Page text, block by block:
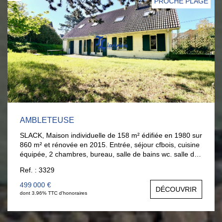
Nathalie Briançon au 06.11.25.70.67.
AMBLETEUSE
SLACK, Maison individuelle de 158 m² édifiée en 1980 sur
860 m² et rénovée en 2015. Entrée, séjour cfbois, cuisine
équipée, 2 chambres, bureau, salle de bains wc. salle de
et une salle de bains. Beau jardin clos. 20 minutes à pieds
pour accès plage et 9 mn en vélo.
Ref. : 3329
499 000 €
dont 3.96% TTC d'honoraires DÉCOUVRIR